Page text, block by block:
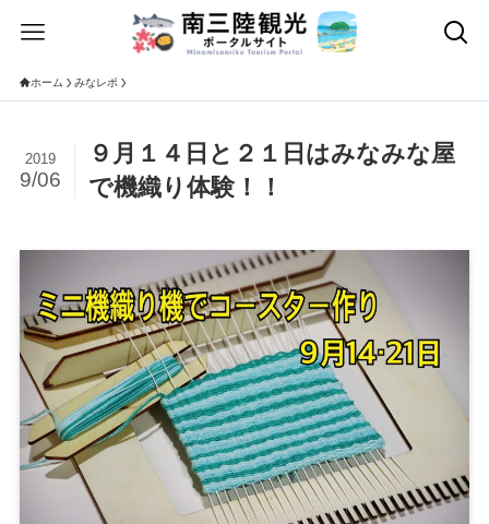
ホーム みなレポ
９月１４日と２１日はみなみな屋
で機織り体験！！
2019
9/06